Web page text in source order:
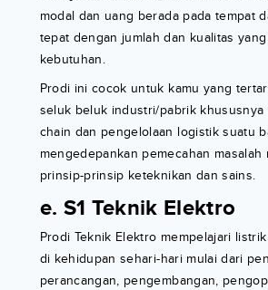
modal dan uang berada pada tempat
tepat dengan jumlah dan kualitas
kebutuhan.
Prodi ini cocok untuk kamu yang
seluk beluk industri/pabrik khususnya
chain dan pengelolaan logistik suatu
mengedepankan pemecahan masalah
prinsip-prinsip keteknikan dan sains.
e. S1 Teknik Elektro
Prodi Teknik Elektro mempelajari
di kehidupan sehari-hari mulai dari
perancangan, pengembangan,